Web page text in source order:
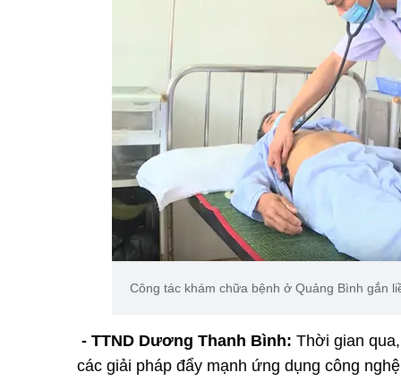
Công tác khám chữa bệnh ở Quảng Bình gắn
- TTND Dương Thanh Bình: Thời gian
các giải pháp đẩy mạnh ứng dụng công